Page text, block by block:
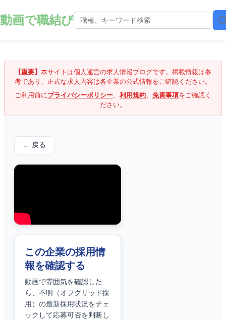
動画で職結び
【重要】 本サイトは個人運営の求人情報ブログです。掲載情報は参
考であり、正式な求人内容は各企業の公式情報をご確認ください。
ご利用前にプライバシーポリシー、 利用規約、 免責事項をご確認く
ださい。
← 戻る
この企業の採用情
報を確認する
動画で雰囲気を確認した
ら、 不明（オフグリッド採
用） の最新採用状況をチェ
ックして応募可否を判断し